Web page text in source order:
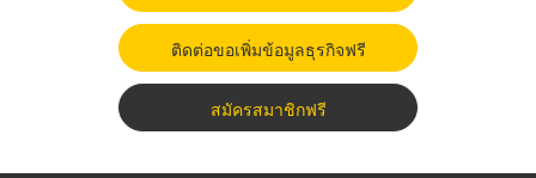
ติดต่อขอเพิ่มข้อมูลธุรกิจฟรี
สมัครสมาชิกฟรี